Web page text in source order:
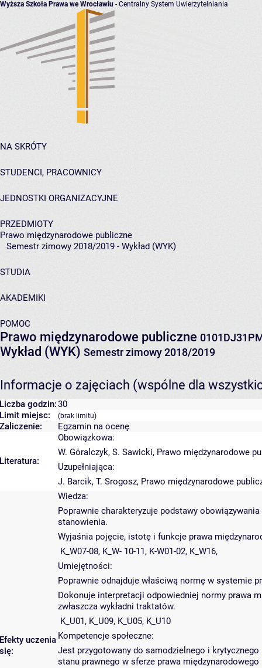
Wyższa Szkoła Prawa we Wrocławiu - Centralny System Uwierzytelniania
NA SKRÓTY
STUDENCI, PRACOWNICY
JEDNOSTKI ORGANIZACYJNE
PRZEDMIOTY
Prawo międzynarodowe publiczne
Semestr zimowy 2018/2019 - Wykład (WYK)
STUDIA
AKADEMIKI
POMOC
Prawo międzynarodowe publiczne
Wykład (WYK) Semestr zimowy 2018/2019
Informacje o zajęciach (wspólne dla
Liczba godzin:30
Limit miejsc:
(brak limitu)
Zaliczenie: Egzamin na ocenę
Literatura:
Obowiązkowa:
W. Góralczyk, S. Sawicki, Prawo międzynarodowe
Uzupełniająca:
J. Barcik, T. Srogosz, Prawo międzynarodowe
Efekty uczenia
się:
Wiedza:
Poprawnie charakteryzuje podstawy
stanowienia.
Wyjaśnia pojęcie, istotę i funkcje prawa
K_W07-08, K_W- 10-11, K-W01-02, K_W16,
Umiejętności:
Poprawnie odnajduje właściwą normę w systemie
Dokonuje interpretacji odpowiedniej normy prawa
zwłaszcza wykładni traktatów.
K_U01, K_U09, K_U05, K_U10
Kompetencje społeczne:
Jest przygotowany do samodzielnego i
stanu prawnego w sferze prawa międzynarodowego